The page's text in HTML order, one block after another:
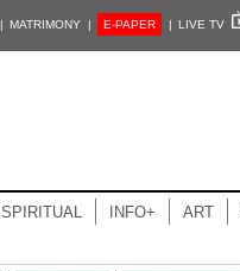
MATRIMONY | E-PAPER | LIVE TV
SPIRITUAL INFO+ ART